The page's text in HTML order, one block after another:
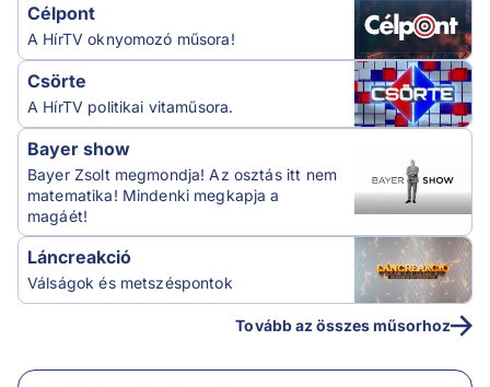
Célpont
A HírTV oknyomozó műsora!
Csörte
A HírTV politikai vitaműsora.
Bayer show
Bayer Zsolt megmondja! Az osztás itt nem
matematika! Mindenki megkapja a
magáét!
Láncreakció
Válságok és metszéspontok
Tovább az összes műsorhoz